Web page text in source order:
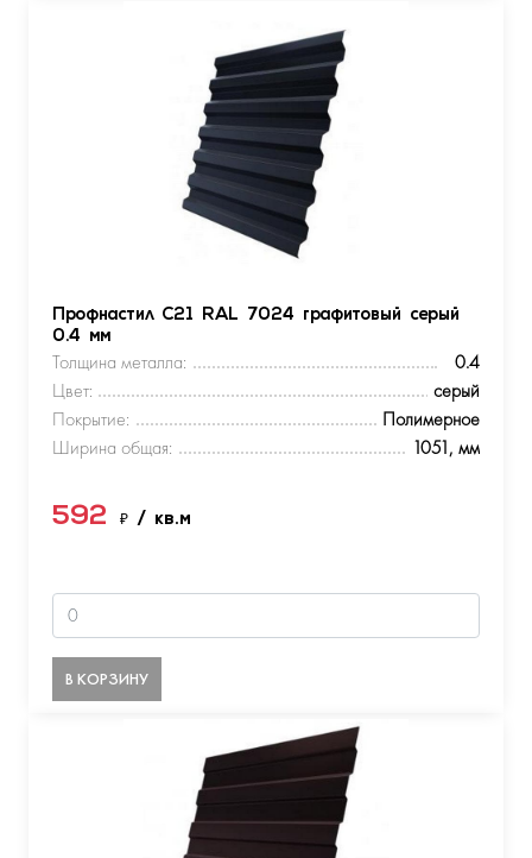
Профнастил С21 RAL 7024 графитовый серый
0.4 мм
Толщина металла:
0.4
Цвет:
серый
Покрытие:
Полимерное
Ширина общая:
1051, мм
592 ₽ / кв.м
В КОРЗИНУ